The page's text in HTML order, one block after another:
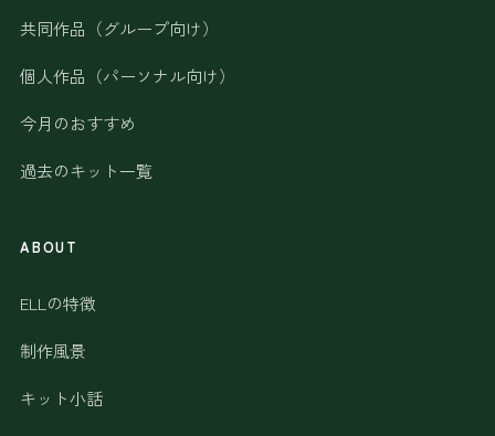
索
共同作品（グループ向け）
個人作品（パーソナル向け）
今月のおすすめ
過去のキット一覧
ABOUT
ELLの特徴
制作風景
キット小話